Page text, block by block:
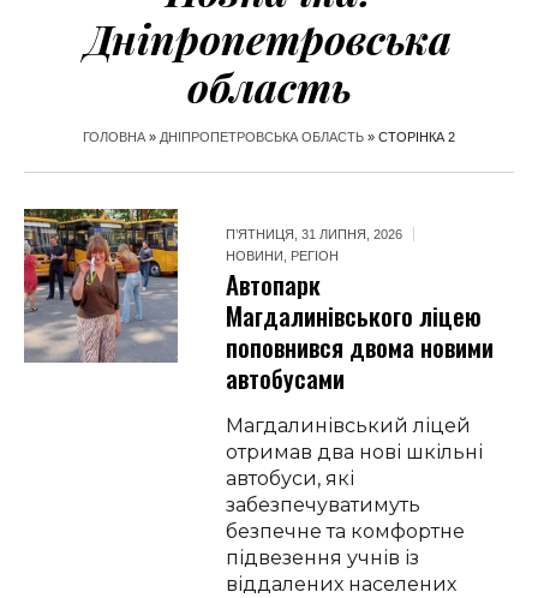
Дніпропетровська
область
ГОЛОВНА » ДНІПРОПЕТРОВСЬКА ОБЛАСТЬ » СТОРІНКА 2
П’ЯТНИЦЯ, 31 ЛИПНЯ, 2026
НОВИНИ
РЕГІОН
Автопарк
Магдалинівського ліцею
поповнився двома новими
автобусами
Магдалинівський ліцей
отримав два нові шкільні
автобуси, які
забезпечуватимуть
безпечне та комфортне
підвезення учнів із
віддалених населених